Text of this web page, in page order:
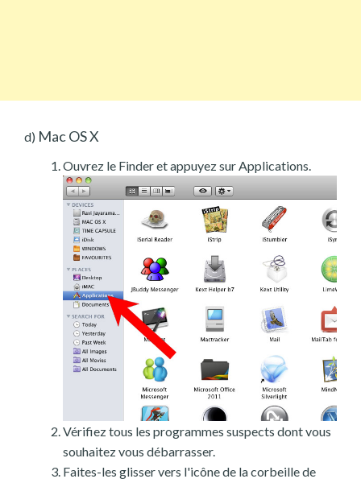
d) Mac OS X
Ouvrez le Finder et appuyez sur Applications.
Vérifiez tous les programmes suspects dont vous
souhaitez vous débarrasser.
Faites-les glisser vers l'icône de la corbeille de